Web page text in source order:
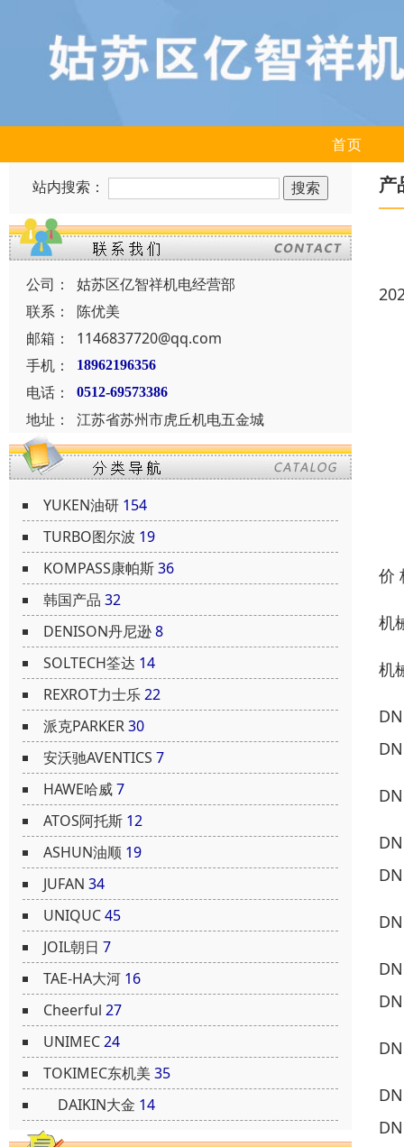
首页
站内搜索：
公司：
姑苏区亿智祥机电经营部
联系：
陈优美
邮箱：
1146837720@qq.com
手机：
18962196356
电话： 0512-69573386
地址： 江苏省苏州市虎丘机电五金城
YUKEN油研 154
TURBO图尔波 19
KOMPASS康帕斯36
韩国产品 32
DENISON丹尼逊8
SOLTECH筌达 14
REXROT力士乐22
派克PARKER30
安沃驰AVENTICS 7
HAWE哈威7
ATOS阿托斯 12
ASHUN油顺 19
JUFAN 34
UNIQUC45
JOIL朝日 7
TAE-HA大河 16
Cheerful 27
UNIMEC24
TOKIMEC东机美 35
DAIKIN大金 14
产
价
机
机